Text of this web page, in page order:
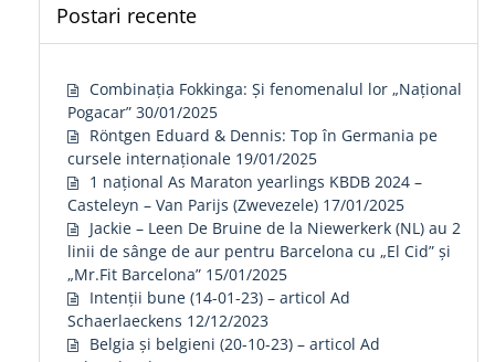
Postari recente
Combinația Fokkinga: Și fenomenalul lor „Național
Pogacar” 30/01/2025
Röntgen Eduard & Dennis: Top în Germania pe
cursele internaționale 19/01/2025
1 național As Maraton yearlings KBDB 2024 –
Casteleyn – Van Parijs (Zwevezele) 17/01/2025
Jackie – Leen De Bruine de la Niewerkerk (NL) au 2
linii de sânge de aur pentru Barcelona cu „El Cid” și
„Mr.Fit Barcelona” 15/01/2025
Intenții bune (14-01-23) – articol Ad
Schaerlaeckens 12/12/2023
Belgia și belgieni (20-10-23) – articol Ad